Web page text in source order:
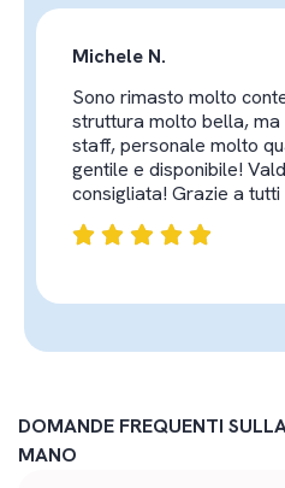
Michele N.
Sono rimasto molto
struttura molto bella,
staff, personale molto
gentile e disponibile!
consigliata! Grazie a
DOMANDE FREQUENTI
MANO